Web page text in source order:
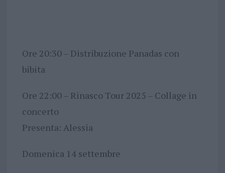
Ore 20:30 – Distribuzione Panadas con
bibita
Ore 22:00 – Rinasco Tour 2025 – Collage in
concerto
Presenta: Alessia
Domenica 14 settembre